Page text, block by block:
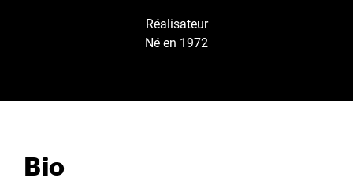
Réalisateur
Né en 1972
Bio